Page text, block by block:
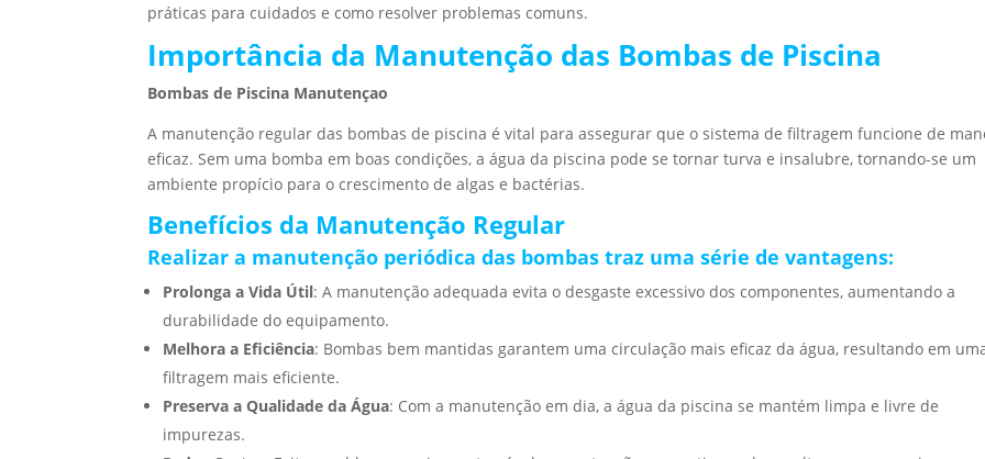
práticas para cuidados e como resolver problemas comuns.
Importância da Manutenção das Bombas de Piscina
Bombas de Piscina Manutençao
A manutenção regular das bombas de piscina é vital para assegurar que o sistema de filtragem funcione de
eficaz. Sem uma bomba em boas condições, a água da piscina pode se tornar turva e insalubre, tornando-se um
ambiente propício para o crescimento de algas e bactérias.
Benefícios da Manutenção Regular
Realizar a manutenção periódica das bombas traz uma série de vantagens:
Prolonga a Vida Útil: A manutenção adequada evita o desgaste excessivo dos componentes, aumentando a
durabilidade do equipamento.
Melhora a Eficiência: Bombas bem mantidas garantem uma circulação mais eficaz da água, resultando em
filtragem mais eficiente.
Preserva a Qualidade da Água: Com a manutenção em dia, a água da piscina se mantém limpa e livre de
impurezas.